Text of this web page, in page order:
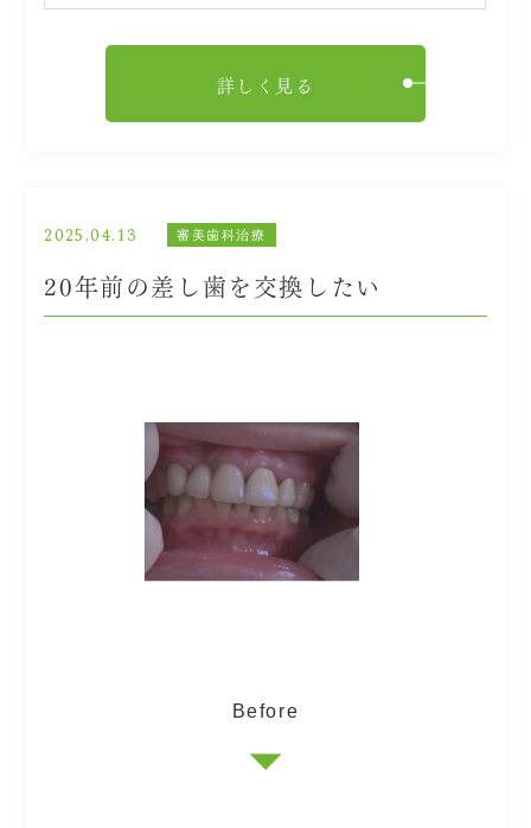
詳しく見る
2025.04.13 審美歯科治療
20年前の差し歯を交換したい
Before